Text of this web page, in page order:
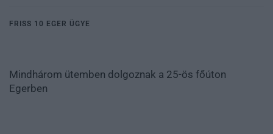
FRISS 10 EGER ÜGYE
Mindhárom ütemben dolgoznak a 25-ös főúton
Egerben